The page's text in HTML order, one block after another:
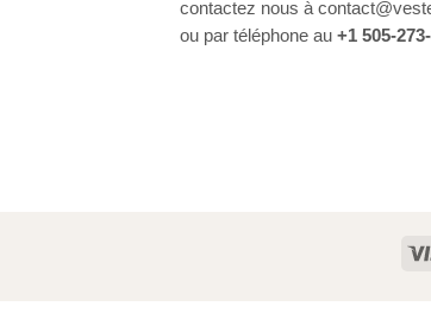
contactez nous à
ou par téléphone au +1 505-